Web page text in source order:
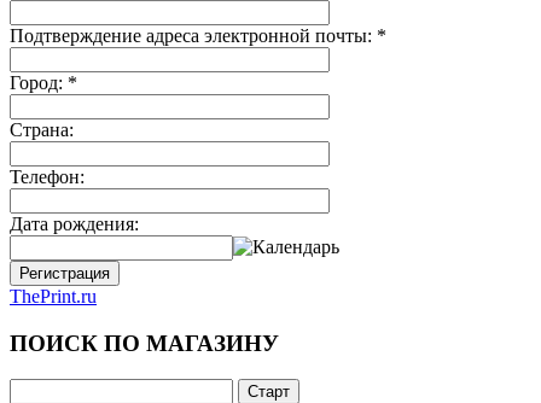
Подтверждение адреса электронной почты: *
Город: *
Страна:
Телефон:
Дата рождения:
Регистрация
ThePrint.ru
ПОИСК ПО МАГАЗИНУ